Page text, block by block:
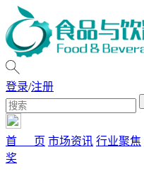
登录/注册
首 页 市场资讯 行业聚焦
奖